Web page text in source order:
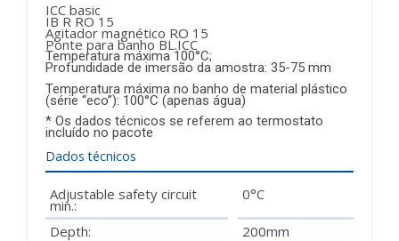
ICC basic
IB R RO 15
Agitador magnético RO 15
Ponte para banho BL.ICC
Temperatura máxima 100°C;
Profundidade de imersão da amostra: 35-75 mm
Temperatura máxima no banho de material plástico
(série “eco”): 100°C (apenas água)
* Os dados técnicos se referem ao termostato
incluído no pacote
Dados técnicos
Adjustable safety circuit
min.:
0°C
Depth:
200mm